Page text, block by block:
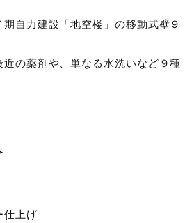
自力建設「地空楼」の移動式壁９
の薬剤や、単なる水洗いなど９種
仕上げ